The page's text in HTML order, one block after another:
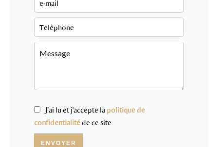
J’ai lu et j'accepte la politique de
confidentialitéde ce site
ENVOYER